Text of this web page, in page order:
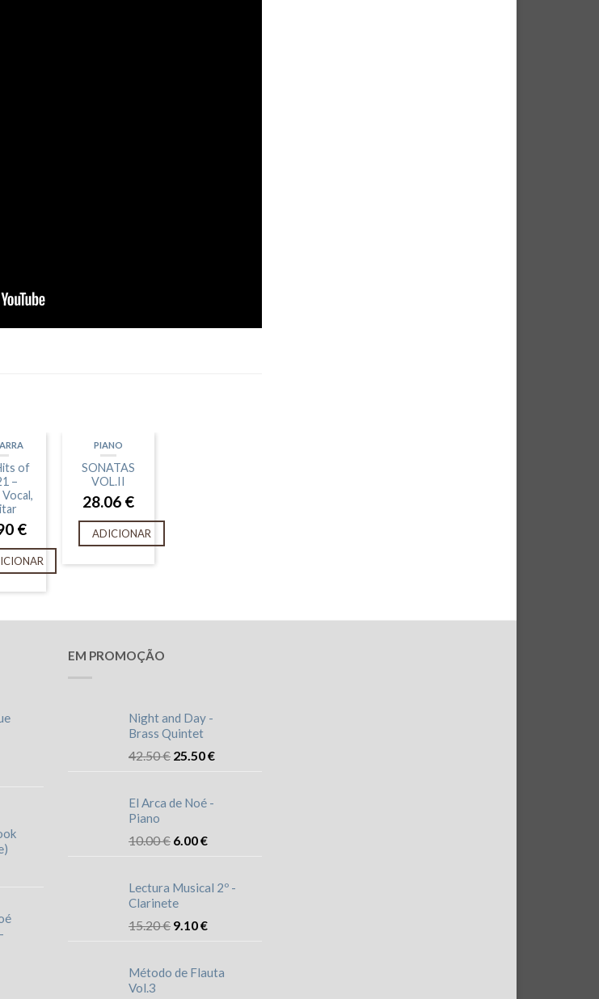
of
–
€
PIANO
SONATAS
VOL.II
28.06 €
ADICIONAR
EM PROMOÇÃO
Night and Day -
Brass Quintet
42.50€ 25.50€
El Arca de Noé -
Piano
10.00€ 6.00€
Lectura Musical 2º -
Clarinete
15.20€ 9.10€
Método de Flauta
Vol.3